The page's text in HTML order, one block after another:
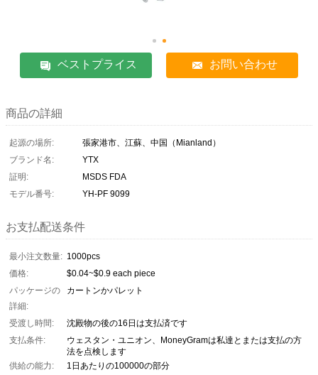
ベストプライス お問い合わせ
商品の詳細
起源の場所:
張家港市、江蘇、中国（Mianland）
ブランド名:
YTX
証明:
MSDS FDA
モデル番号:
YH-PF 9099
お支払配送条件
最小注文数量: 1000pcs
価格:
$0.04~$0.9 each piece
パッケージの
詳細:
カートンかパレット
受渡し時間:
沈殿物の後の16日は支払済です
支払条件:
ウェスタン・ユニオン、MoneyGramは私達とまたは支払の方
法を点検します
供給の能力:
1日あたりの100000の部分